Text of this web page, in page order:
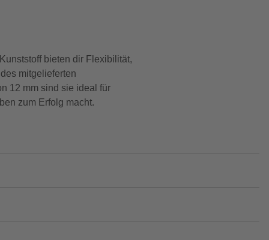
bieten dir Flexibilität,
mitgelieferten
12 mm sind sie ideal für
zum Erfolg macht.